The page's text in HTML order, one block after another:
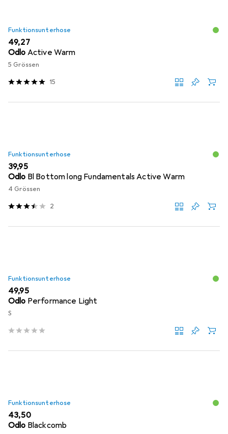
Funktionsunterhose
EUR
49,27
Odlo Active Warm
5 Grössen
15
Funktionsunterhose
EUR
39,95
Odlo Bl Bottom long Fundamentals Active Warm
4 Grössen
2
Funktionsunterhose
EUR
49,95
Odlo Performance Light
S
Funktionsunterhose
EUR
43,50
Odlo Blackcomb